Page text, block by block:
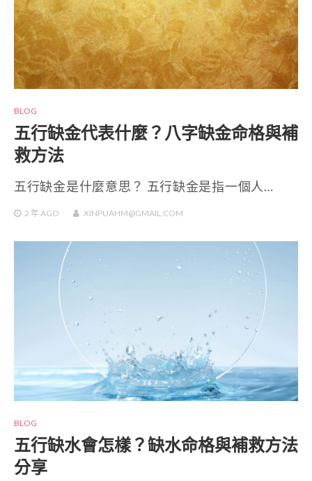
BLOG
五行缺金代表什麼？八字缺金命格與補
救方法
五行缺金是什麼意思？ 五行缺金是指一個人…
2 年AGO XINPUAHM@GMAIL.COM
BLOG
五行缺水會怎樣？缺水命格與補救方法
分享